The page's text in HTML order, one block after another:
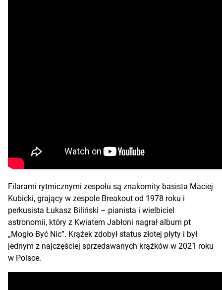
Filarami rytmicznymi zespołu są znakomity basista Maciej
Kubicki, grający w zespole Breakout od 1978 roku i
perkusista Łukasz Biliński – pianista i wielbiciel
astronomii, który z Kwiatem Jabłoni nagrał album pt
„Mogło Być Nic”. Krążek zdobył status złotej płyty i był
jednym z najczęściej sprzedawanych krążków w 2021 roku
w Polsce.